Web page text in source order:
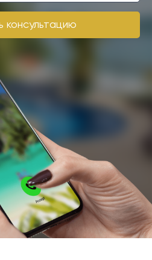
консультацию